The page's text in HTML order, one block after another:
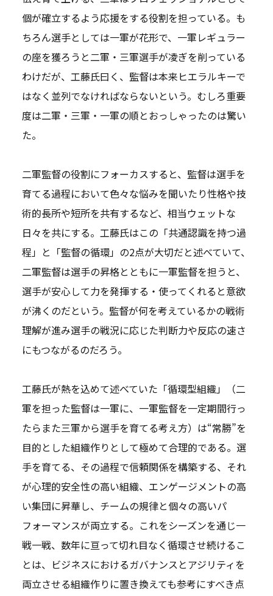
個が確立するよう応援をする役割を担っている。も
ちろん選手としては一軍が花形で、一軍レギュラー
の座を獲ろうと二軍・三軍選手が凌ぎを削っている
わけだが、工藤氏曰く、監督は本来ヒエラルキーで
はなく並列でなければならないという。むしろ重要
度は二軍・三軍・一軍の順とおっしゃったのは驚い
た。
二軍監督の役割にフォーカスすると、監督は選手を
育てる過程において色々な悩みを聞いたり性格や技
術的長所や短所を共有するなど、相当ウェットな
日々を共にする。工藤氏はこの「共通認識を持つ過
程」と「監督の循環」の2点が大切だと述べていて、
二軍監督は選手の昇格とともに一軍監督を担うと、
選手が安心して力を発揮する・使ってくれると意欲
が沸くのだという。監督が何を考えているかの戦術
理解が進み選手の戦況に応じた判断力や反応の速さ
にもつながるのだろう。
工藤氏が熱を込めて述べていた「循環型組織」（二
軍を担った監督は一軍に、一軍監督を一定期間行っ
たらまた三軍から選手を育てる考え方）は“常勝”を
目的とした組織作りとして極めて合理的である。選
手を育てる、その過程で信頼関係を構築する、それ
が心理的安全性の高い組織、エンゲージメントの高
い集団に昇華し、チームの規律と個々の高いパ
フォーマンスが両立する。これをシーズンを通じ一
戦一戦、数年に亘って切れ目なく循環させ続けるこ
とは、ビジネスにおけるガバナンスとアジリティを
両立させる組織作りに置き換えても参考にすべき点